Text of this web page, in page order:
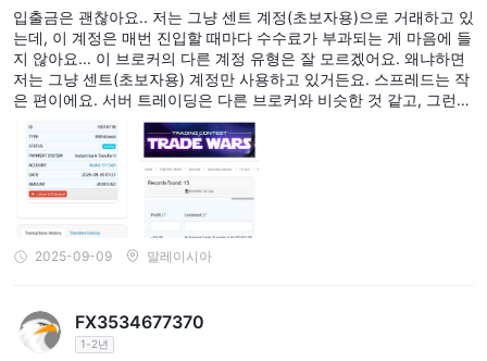
입출금은 괜찮아요.. 저는 그냥 센트 계정(초보자용)으로 거래하고 있
는데, 이 계정은 매번 진입할 때마다 수수료가 부과되는 게 마음에 들
지 않아요... 이 브로커의 다른 계정 유형은 잘 모르겠어요. 왜냐하면
저는 그냥 센트(초보자용) 계정만 사용하고 있거든요. 스프레드는 작
은 편이에요. 서버 트레이딩은 다른 브로커와 비슷한 것 같고, 그런
점에서는 더 이상 문제가 없어요. 그냥 평범해요...
2025-09-09 말레이시아
FX3534677370
1-2년